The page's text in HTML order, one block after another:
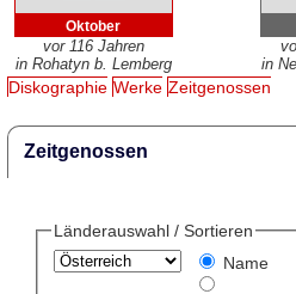
Oktober
vor 116 Jahren
in Rohatyn b. Lemberg
in
Diskographie Werke Zeitgenossen
Zeitgenossen
Länderauswahl / Sortieren
Name